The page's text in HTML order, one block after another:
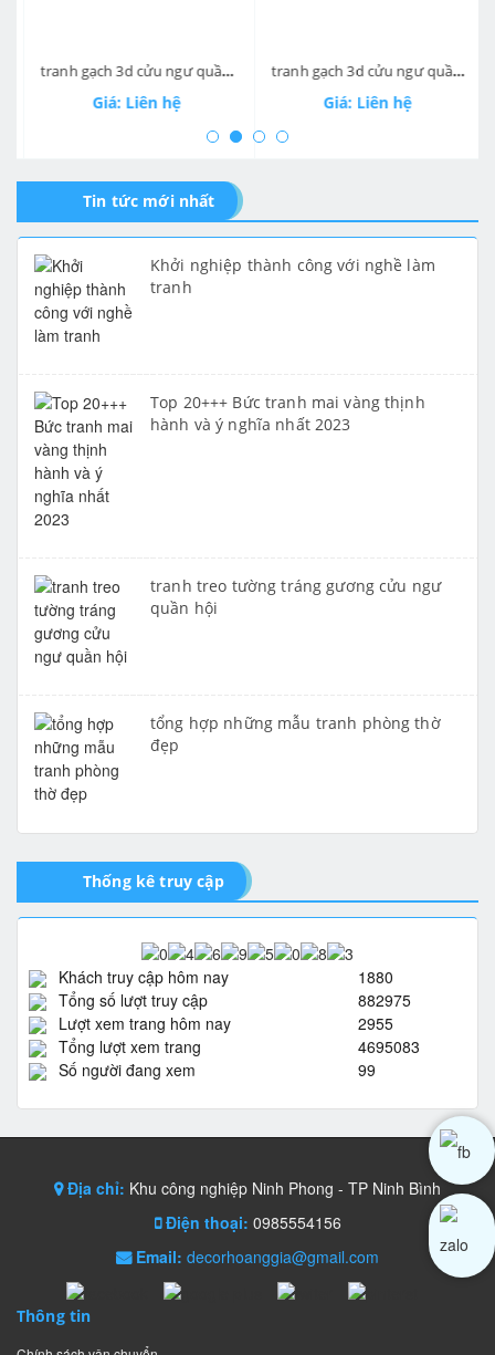
tranh gạch 3d cửu ngư quần hội dọc 108
Giá: Liên hệ
tranh gạch 3d cửu ngư quần hội dọc 107
Giá: Liên hệ
Tin tức mới nhất
Khởi nghiệp thành công với nghề làm
tranh
Top 20+++ Bức tranh mai vàng thịnh
hành và ý nghĩa nhất 2023
tranh treo tường tráng gương cửu ngư
quần hội
tổng hợp những mẫu tranh phòng thờ
đẹp
Thống kê truy cập
Khách truy cập hôm nay
1880
Tổng số lượt truy cập
882975
Lượt xem trang hôm nay
2955
Tổng lượt xem trang
4695083
Số người đang xem
99
Địa chỉ: Khu công nghiệp Ninh Phong - TP Ninh Bình
Điện thoại: 0985554156
Email: decorhoanggia@gmail.com
Thông tin